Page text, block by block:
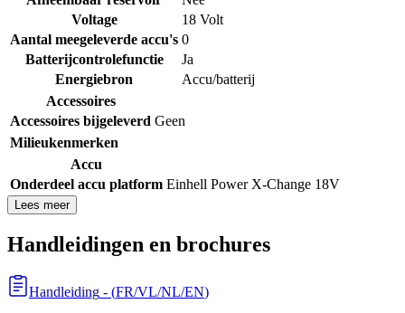
Voltage
18 Volt
Aantal meegeleverde accu's 0
Batterijcontrolefunctie
Ja
Energiebron
Accu/batterij
Accessoires
Accessoires bijgeleverd Geen
Milieukenmerken
Accu
Onderdeel accu platform Einhell Power X-Change 18V
Lees meer
Handleidingen en brochures
Handleiding - (FR/VL/NL/EN)